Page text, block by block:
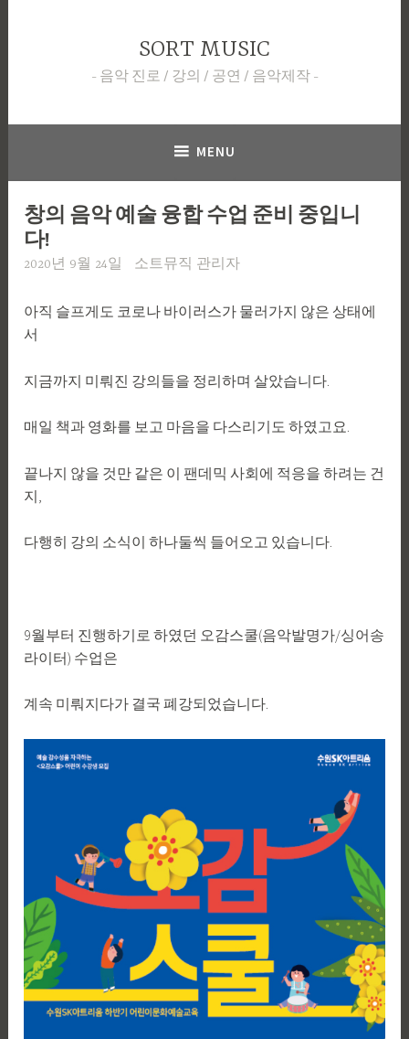
SORT MUSIC
음악 진로 / 강의 / 공연 / 음악제작
MENU
창의 음악 예술 융합 수업 준비 중입니
다!
2020년 9월 24일 소트뮤직 관리자
아직 슬프게도 코로나 바이러스가 물러가지 않은 상태에
서
지금까지 미뤄진 강의들을 정리하며 살았습니다.
매일 책과 영화를 보고 마음을 다스리기도 하였고요.
끝나지 않을 것만 같은 이 팬데믹 사회에 적응을 하려는 건
지,
다행히 강의 소식이 하나둘씩 들어오고 있습니다.
9월부터 진행하기로 하였던 오감스쿨(음악발명가/싱어송
라이터) 수업은
계속 미뤄지다가 결국 폐강되었습니다.